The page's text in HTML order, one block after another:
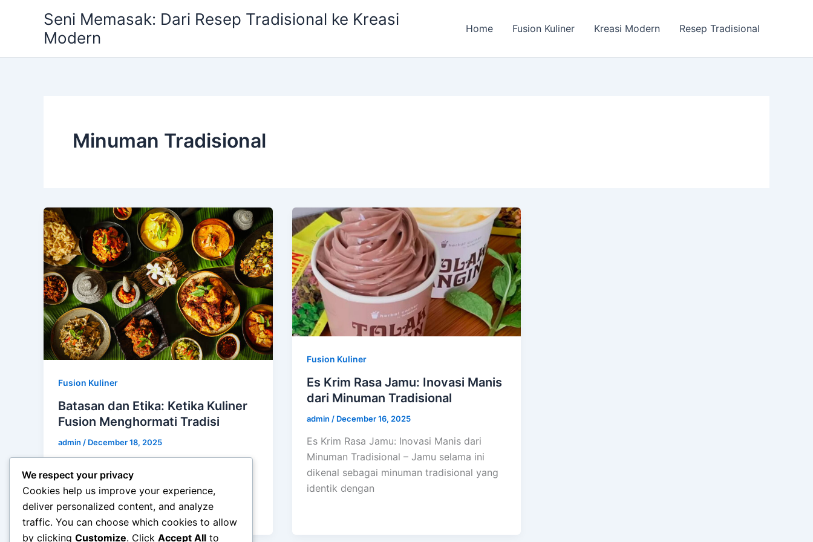
Seni Memasak: Dari Resep Tradisional ke Kreasi
Modern
Home Fusion Kuliner Kreasi Modern Resep Tradisional
Minuman Tradisional
Fusion Kuliner
Batasan dan Etika: Ketika Kuliner
Fusion Menghormati Tradisi
admin / December 18, 2025
Menghormati Tradisi – Kuliner fusion
berkembang pesat seiring globalisasi,
migrasi, dan pertukaran budaya yang […]
Fusion Kuliner
Es Krim Rasa Jamu: Inovasi Manis
dari Minuman Tradisional
admin / December 16, 2025
Es Krim Rasa Jamu: Inovasi Manis dari
Minuman Tradisional – Jamu selama ini
dikenal sebagai minuman tradisional yang
identik dengan
We respect your privacy
Cookies help us improve your experience,
deliver personalized content, and analyze
traffic. You can choose which cookies to allow
by clicking Customize. Click Accept All to